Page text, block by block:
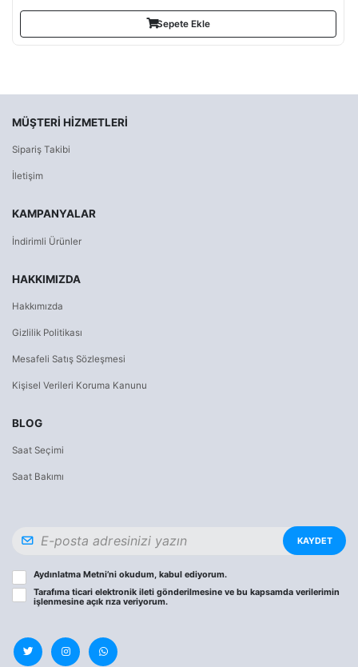
Sepete Ekle
MÜŞTERI HIZMETLERI
Sipariş Takibi
İletişim
KAMPANYALAR
İndirimli Ürünler
HAKKIMIZDA
Hakkımızda
Gizlilik Politikası
Mesafeli Satış Sözleşmesi
Kişisel Verileri Koruma Kanunu
BLOG
Saat Seçimi
Saat Bakımı
KAYDET
Aydınlatma Metni’ni okudum, kabul ediyorum.
Tarafıma ticari elektronik ileti gönderilmesine ve bu kapsamda verilerimin
işlenmesine açık rıza veriyorum.